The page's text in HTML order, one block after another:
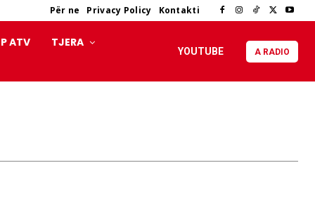
Për ne Privacy Policy Kontakti
ATV TJERA
YOUTUBE A RADIO